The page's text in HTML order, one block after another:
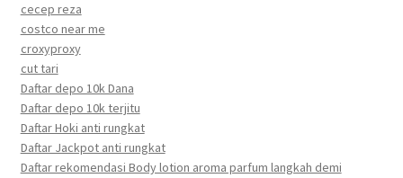
cecep reza
costco near me
croxyproxy
cut tari
Daftar depo 10k Dana
Daftar depo 10k terjitu
Daftar Hoki anti rungkat
Daftar Jackpot anti rungkat
Daftar rekomendasi Body lotion aroma parfum langkah demi